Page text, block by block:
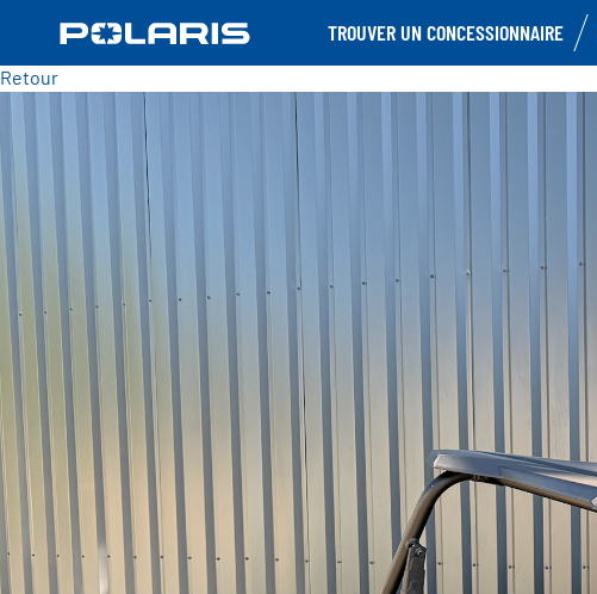
TROUVER UN CONCESSIONNAIRE
Retour